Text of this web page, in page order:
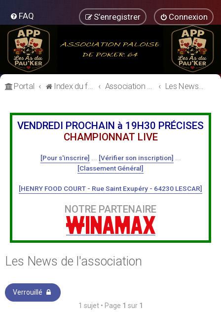
FAQ Connexion
S’enregistrer
Portal Index du forum Association Paloise de Poker Les News de l'association
VENDREDI PROCHAIN à 19H30 PRÉCISES
CHAMPIONNAT LIVE
[Pour s'inscrire] [Vérifier son inscription]
[Classement Général]
[HENRY FOOD COURT - Rue Saint Exupéry - 64230 LESCAR]
NOTRE PARTENAIRE
Les News de l'association
Verrouillé
1 sujet • Page 1 sur 1